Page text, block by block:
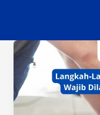
Langkah-
Langkah
Tune